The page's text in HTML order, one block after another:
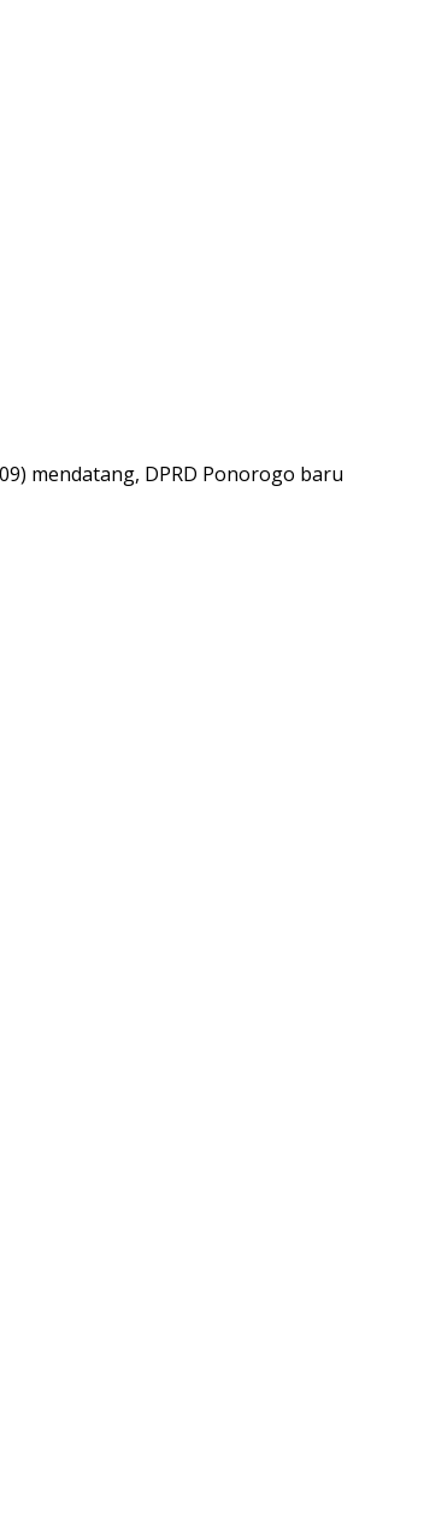
mendatang, DPRD Ponorogo baru